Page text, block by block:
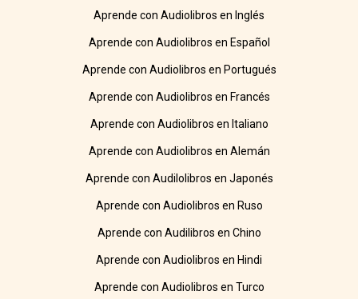
Aprende con Audiolibros en Inglés
Aprende con Audiolibros en Español
Aprende con Audiolibros en Portugués
Aprende con Audiolibros en Francés
Aprende con Audiolibros en Italiano
Aprende con Audiolibros en Alemán
Aprende con Audilolibros en Japonés
Aprende con Audiolibros en Ruso
Aprende con Audilibros en Chino
Aprende con Audiolibros en Hindi
Aprende con Audiolibros en Turco